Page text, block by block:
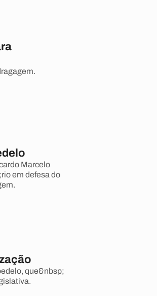
Marcelo
em defesa do
que&nbsp;